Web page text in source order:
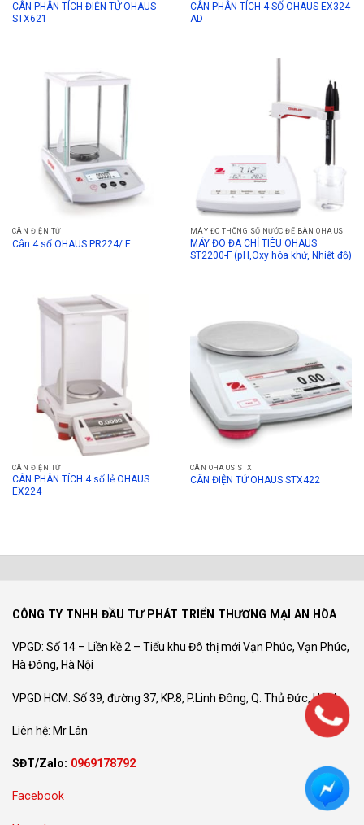
CÂN PHÂN TÍCH ĐIỆN TỬ OHAUS
STX621
CÂN PHÂN TÍCH 4 SỐ OHAUS EX324
AD
CÂN ĐIỆN TỬ
Cân 4 số OHAUS PR224/ E
MÁY ĐO THÔNG SỐ NƯỚC ĐỂ BÀN OHAUS
MÁY ĐO ĐA CHỈ TIÊU OHAUS
ST2200-F (pH,Oxy hóa khử, Nhiệt độ)
CÂN ĐIỆN TỬ
CÂN PHÂN TÍCH 4 số lẻ OHAUS
EX224
CÂN OHAUS STX
CÂN ĐIỆN TỬ OHAUS STX422
CÔNG TY TNHH ĐẦU TƯ PHÁT TRIỂN THƯƠNG MẠI AN HÒA
VPGD: Số 14 – Liền kề 2 – Tiểu khu Đô thị mới Vạn Phúc, Vạn Phúc,
Hà Đông, Hà Nội
VPGD HCM: Số 39, đường 37, KP.8, P.Linh Đông, Q. Thủ Đức, HCM
Liên hệ: Mr Lân
SĐT/Zalo: 0969178792
Facebook